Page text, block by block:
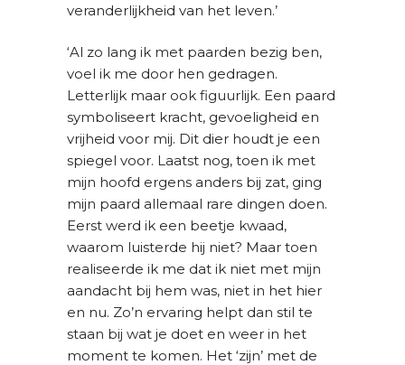
veranderlijkheid van het leven.’
‘Al zo lang ik met paarden bezig ben,
voel ik me door hen gedragen.
Letterlijk maar ook figuurlijk. Een paard
symboliseert kracht, gevoeligheid en
vrijheid voor mij. Dit dier houdt je een
spiegel voor. Laatst nog, toen ik met
mijn hoofd ergens anders bij zat, ging
mijn paard allemaal rare dingen doen.
Eerst werd ik een beetje kwaad,
waarom luisterde hij niet? Maar toen
realiseerde ik me dat ik niet met mijn
aandacht bij hem was, niet in het hier
en nu. Zo’n ervaring helpt dan stil te
staan bij wat je doet en weer in het
moment te komen. Het ‘zijn’ met de